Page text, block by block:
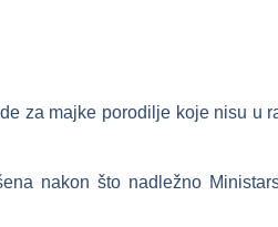
za majke porodilje koje nisu u
nakon što nadležno